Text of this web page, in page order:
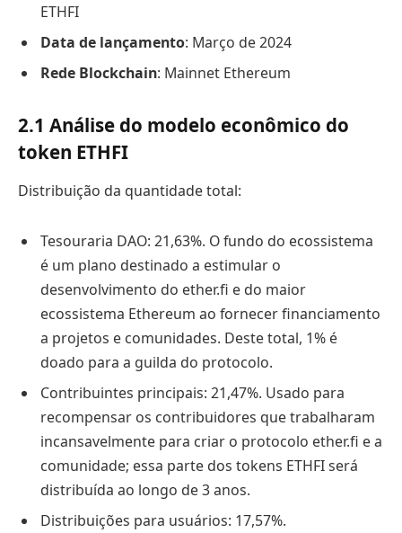
ETHFI
Data de lançamento: Março de 2024
Rede Blockchain: Mainnet Ethereum
2.1 Análise do modelo econômico do
token ETHFI
Distribuição da quantidade total:
Tesouraria DAO: 21,63%. O fundo do ecossistema
é um plano destinado a estimular o
desenvolvimento do ether.fi e do maior
ecossistema Ethereum ao fornecer financiamento
a projetos e comunidades. Deste total, 1% é
doado para a guilda do protocolo.
Contribuintes principais: 21,47%. Usado para
recompensar os contribuidores que trabalharam
incansavelmente para criar o protocolo ether.fi e a
comunidade; essa parte dos tokens ETHFI será
distribuída ao longo de 3 anos.
Distribuições para usuários: 17,57%.